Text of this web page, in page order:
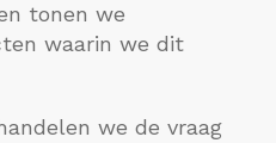
tonen we
waarin we dit
we de vraag